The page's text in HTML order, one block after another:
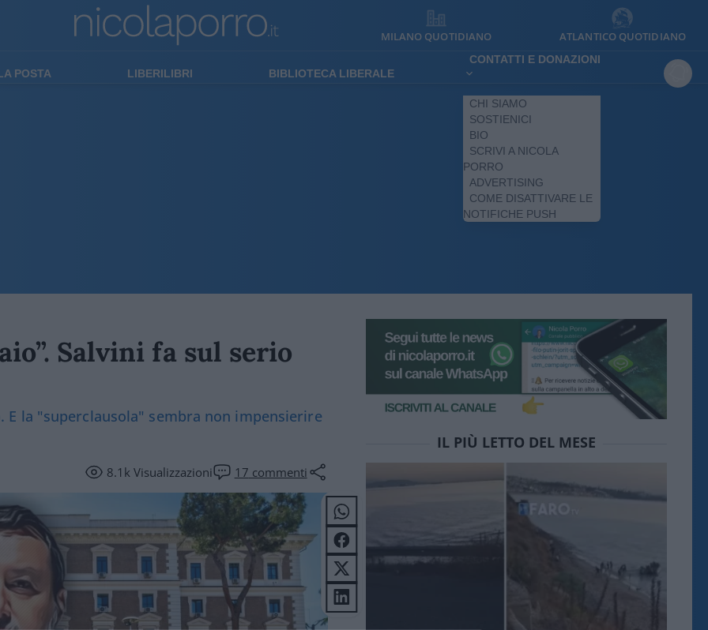
MILANO QUOTIDIANO ATLANTICO QUOTIDIANO
POSTA LIBERILIBRI BIBLIOTECA LIBERALE
CONTATTI E DONAZIONI
CHI SIAMO
SOSTIENICI
BIO
SCRIVI A NICOLA
PORRO
ADVERTISING
COME DISATTIVARE LE
NOTIFICHE PUSH
Salvini fa sul serio
la "superclausola" sembra non impensierire
8.1kVisualizzazioni 17 commenti
IL PIÙ LETTO DEL MESE